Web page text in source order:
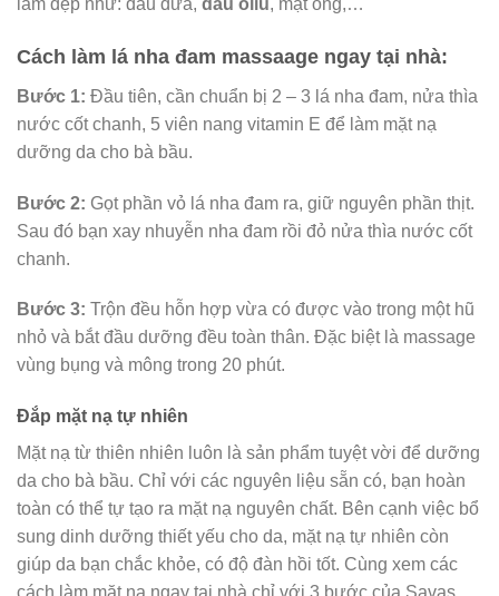
làm đẹp như: dầu dừa, dầu oliu, mật ong,…
Cách làm lá nha đam massaage ngay tại nhà:
Bước 1: Đầu tiên, cần chuẩn bị 2 – 3 lá nha đam, nửa thìa
nước cốt chanh, 5 viên nang vitamin E để làm mặt nạ
dưỡng da cho bà bầu.
Bước 2: Gọt phần vỏ lá nha đam ra, giữ nguyên phần thịt.
Sau đó bạn xay nhuyễn nha đam rồi đỏ nửa thìa nước cốt
chanh.
Bước 3: Trộn đều hỗn hợp vừa có được vào trong một hũ
nhỏ và bắt đầu dưỡng đều toàn thân. Đặc biệt là massage
vùng bụng và mông trong 20 phút.
Đắp mặt nạ tự nhiên
Mặt nạ từ thiên nhiên luôn là sản phẩm tuyệt vời để dưỡng
da cho bà bầu. Chỉ với các nguyên liệu sẵn có, bạn hoàn
toàn có thể tự tạo ra mặt nạ nguyên chất. Bên cạnh việc bổ
sung dinh dưỡng thiết yếu cho da, mặt nạ tự nhiên còn
giúp da bạn chắc khỏe, có độ đàn hồi tốt. Cùng xem các